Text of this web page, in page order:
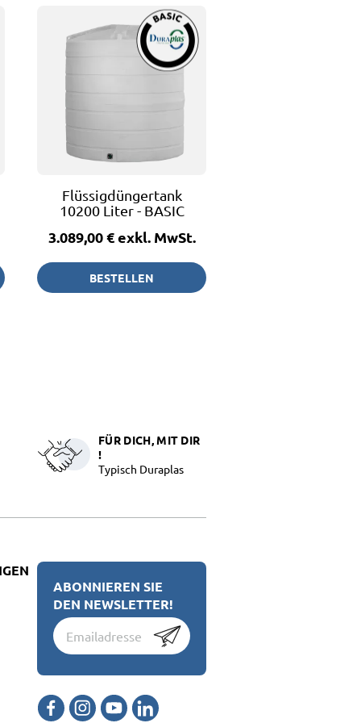
Flüssigdüngertank
10200 Liter - BASIC
3.089,00 €exkl. MwSt.
BESTELLEN
FÜR DICH, MIT DIR
!
Typisch Duraplas
ABONNIEREN SIE
DEN NEWSLETTER!